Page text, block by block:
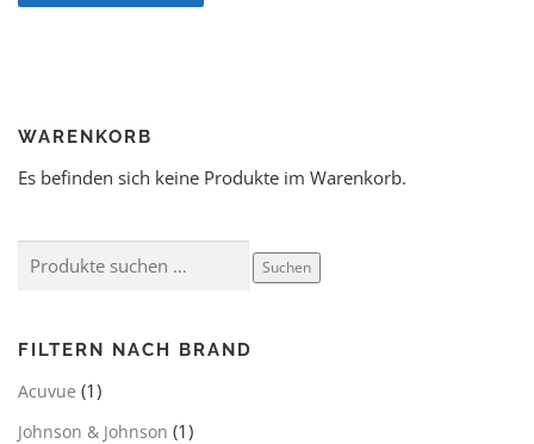
WARENKORB
Es befinden sich keine Produkte im Warenkorb.
Suchen
FILTERN NACH BRAND
Acuvue (1)
Johnson & Johnson (1)